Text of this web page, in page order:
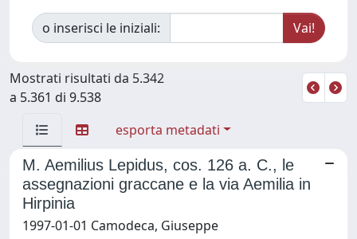
o inserisci le iniziali:
Mostrati risultati da 5.342
a 5.361 di 9.538
esporta metadati
M. Aemilius Lepidus, cos. 126 a. C., le
assegnazioni graccane e la via Aemilia in
Hirpinia
1997-01-01 Camodeca, Giuseppe